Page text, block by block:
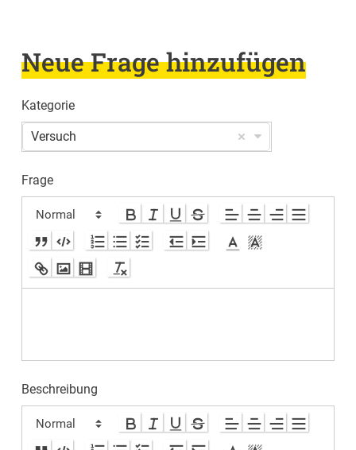
Neue Frage hinzufügen
Kategorie
Versuch
Frage
Beschreibung